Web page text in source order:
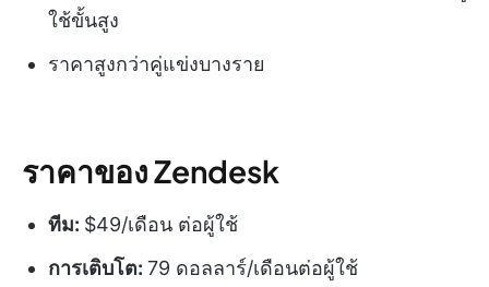
ใช้ขั้นสูง
ราคาสูงกว่าคู่แข่งบางราย
ราคาของ Zendesk
ทีม: $49/เดือน ต่อผู้ใช้
การเติบโต: 79 ดอลลาร์/เดือนต่อผู้ใช้